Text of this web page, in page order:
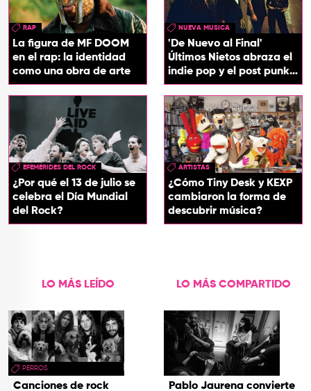
RAP
La figura de MF DOOM
en el rap: la identidad
como una obra de arte
NUEVA MUSICA
'De Nuevo al Final'
Últimos Nietos abraza el
indie pop y el post punk
en su nuevo EP
EFEMÉRIDES DEL ROCK
¿Por qué el 13 de julio se
celebra el Día Mundial
del Rock?
ARTISTAS
¿Cómo Tiny Desk y KEXP
cambiaron la forma de
descubrir música?
LO MÁS LEÍDO
PERROS
Canciones de rock
LO MÁS COMPARTIDO
Pablo Jaurena convierte